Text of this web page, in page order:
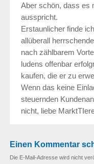
Aber schön, dass es
ausspricht.
Erstaunlicher finde
allüberall
nach zählbarem
ludens offenbar
kaufen, die er zu
Wenn das keine
steuernden
nicht, liebe
Einen Kommentar
Die E-Mail-Adresse wird nicht